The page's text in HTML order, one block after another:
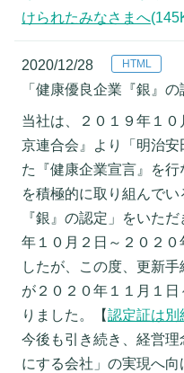
けられたみなさまへ
2020/12/28
「健康優良企業『銀』
当社は、２０１９年１
京連合会』より「明治
た『健康企業宣言』を行
を積極的に取り組んで
『銀』の認定」をいた
年１０月２日～２０２０
したが、この度、更新
が２０２０年１１月１
りました。【認定証は別
今後も引き続き、経営
にする会社」の実現へ